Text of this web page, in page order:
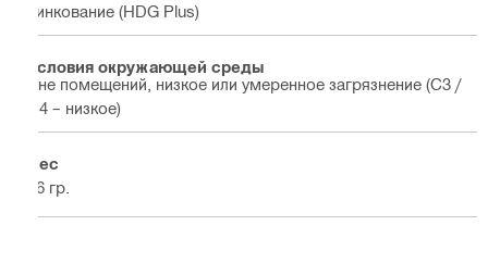
цинкование (HDG Plus)
Условия окружающей среды
Вне помещений, низкое или умеренное загрязнение (C3 /
C4 – низкое)
Вес
16 гр.